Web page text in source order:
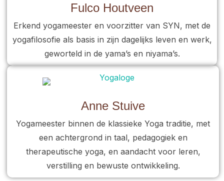
Fulco Houtveen
Erkend yogameester en voorzitter van SYN, met de
yogafilosofie als basis in zijn dagelijks leven en werk,
geworteld in de yama’s en niyama’s.
Anne Stuive
Yogameester binnen de klassieke Yoga traditie, met
een achtergrond in taal, pedagogiek en
therapeutische yoga, en aandacht voor leren,
verstilling en bewuste ontwikkeling.